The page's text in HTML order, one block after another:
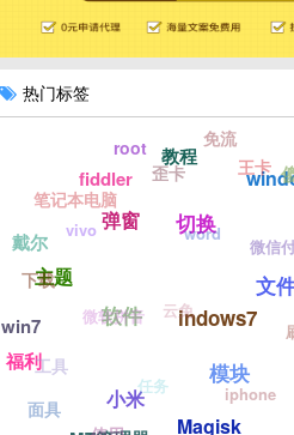
热门标签
indows7
软件
小米
Magisk
模块
文
切换
弹窗
主题
福利
教程
fiddler
戴尔
win7
面具
免流
root
笔记本电脑
下载
工具
王卡
歪卡
vivo
微软拼音
任务 iphone
微信
word
云免